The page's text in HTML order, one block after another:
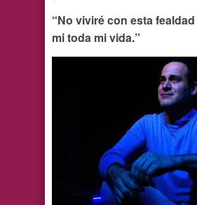
“No viviré con esta
mi toda mi vida.”